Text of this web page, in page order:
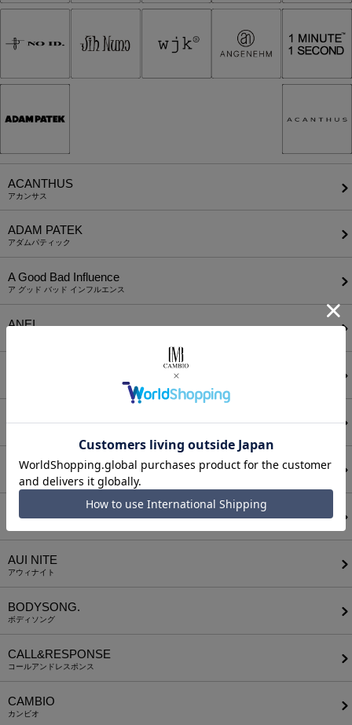
ACANTHUS
アカンサス
ADAM PATEK
アダムパティック
A Good Bad Influence
ア グッド バッド インフルエンス
ANEI
ANGENEHM
アンゲネーム
ATTACHMENT
AUI NITE
アウィナイト
BODYSONG.
ボディソング
CALL&RESPONSE
コールアンドレスポンス
CAMBIO
カンビオ